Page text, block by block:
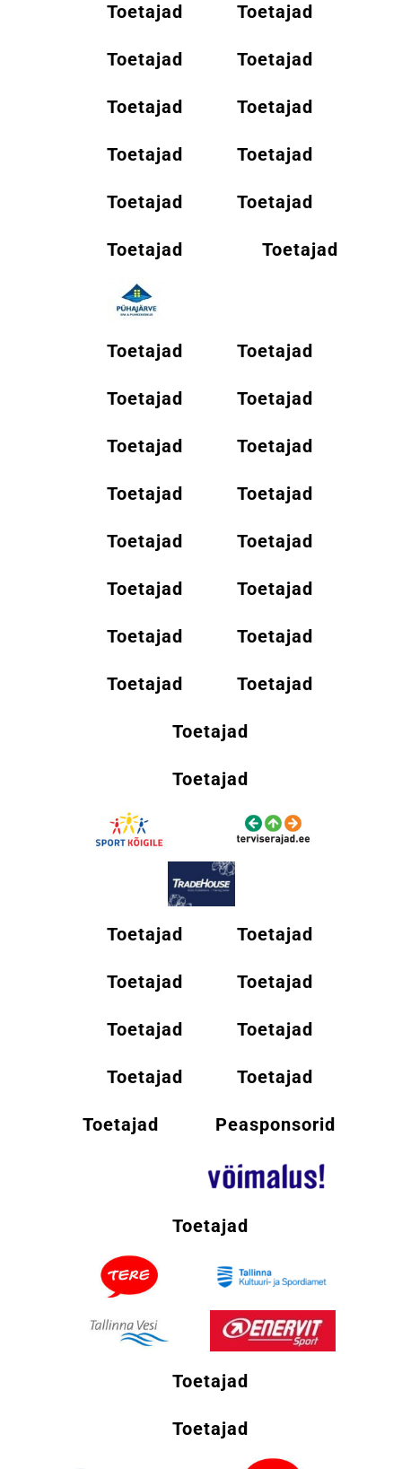
Toetajad Toetajad
Toetajad Toetajad
Toetajad Toetajad
Toetajad Toetajad
Toetajad Toetajad
Toetajad Toetajad
Toetajad Toetajad
Toetajad Toetajad
Toetajad Toetajad
Toetajad Toetajad
Toetajad Toetajad
Toetajad Toetajad
Toetajad Toetajad
Toetajad Toetajad
Toetajad
Toetajad
Toetajad Toetajad
Toetajad Toetajad
Toetajad Toetajad
Toetajad Toetajad
Toetajad Peasponsorid
Toetajad
Toetajad
Toetajad